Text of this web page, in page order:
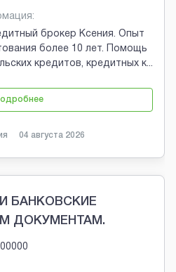
брокер Ксения. Опыт
более 10 лет. Помощь
кредитов, кредитных к...
04 августа 2026
БАНКОВСКИЕ
ДОКУМЕНТАМ.